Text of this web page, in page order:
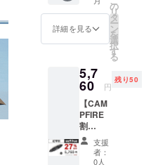
クの創出、
現地の消費
者特性に合
ネットワー
クの拡大ま
で、GM
Digitalは要件
とリソース
を統合し、
格：
7,890円
（税
込） ※
送料無
内配送
のみ）
■お届け
内容
「ZUO
DU」日
傘× 1
詳細を見る
の
リ
タ
ー
ン
を
選
択
す
る
5,7
60 円
残り50
【CAM
PFIRE
割
27%OF
F】 価
格：
支援
者：
0人